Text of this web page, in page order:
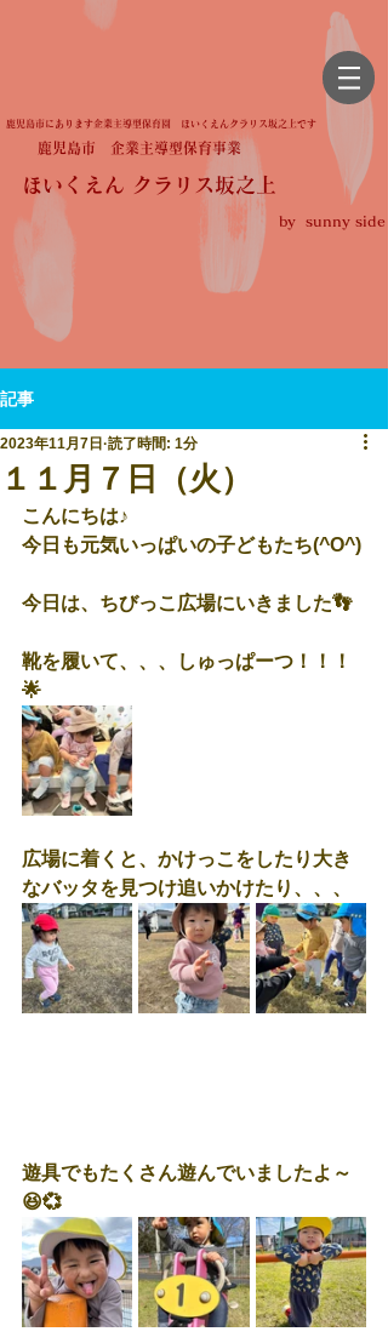
鹿児島市にあります企業主導型保育園 ほいくえんクラリス坂之上です
鹿児島市 企業主導型保育事業
ほいくえん クラリス坂之上
by sunny side
記事
１１月７日（火）
2023年11月7日 読了時間: 1分
こんにちは♪
今日も元気いっぱいの子どもたち(^O^)
今日は、ちびっこ広場にいきました👣
靴を履いて、、、しゅっぱーつ！！！
🌟
広場に着くと、かけっこをしたり大き
なバッタを見つけ追いかけたり、、、
遊具でもたくさん遊んでいましたよ～
😆💞